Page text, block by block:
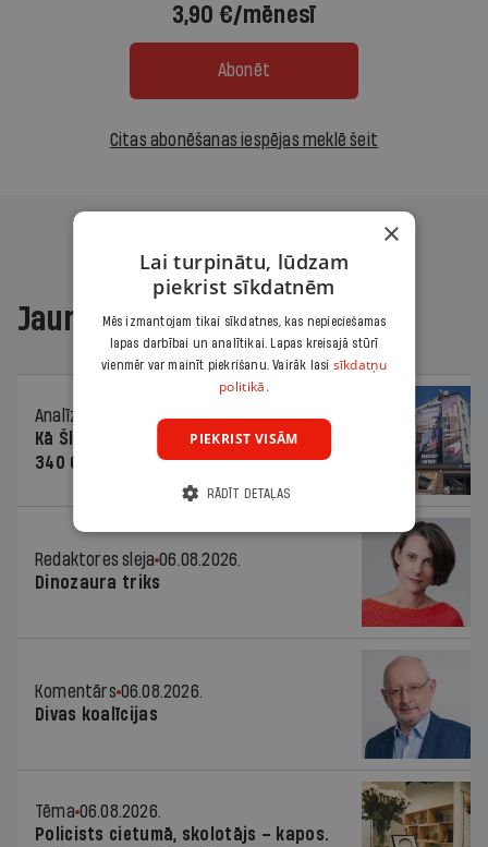
3,90 €/mēnesī
Abonēt
Citas abonēšanas iespējas meklē šeit
Jaunākajā žurnālā
Analīze
06.08.2026.
Kā Šlesera partija palika nesodīta par
340 000 vērtu reklāmas kampaņu
Redaktores sleja 06.08.2026.
Dinozaura triks
Komentārs 06.08.2026.
Divas koalīcijas
Tēma 06.08.2026.
Policists cietumā, skolotājs – kapos.
×
Lai turpinātu, lūdzam
piekrist sīkdatnēm
Mēs izmantojam tikai sīkdatnes, kas nepieciešamas
lapas darbībai un analītikai. Lapas kreisajā stūrī
vienmēr var mainīt piekrišanu. Vairāk lasi sīkdatņu
politikā.
PIEKRIST VISĀM
RĀDĪT DETAĻAS